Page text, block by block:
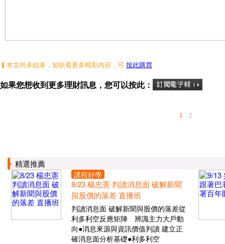
▎本文尚未結束，如欲看更多精彩內容，可 按此購買
如果您想收到更多理財訊息，您可以按此：
1 2
精選推薦
課程好學
8/23 楊忠憲 判讀消息面 破解新聞
與股價的落差 直播班
判讀消息面 破解新聞與股價的落差從
利多利空反應矩陣 辨識主力大戶動
向●消息來源與資訊價值判讀 建立正
確消息面分析基礎●利多利空